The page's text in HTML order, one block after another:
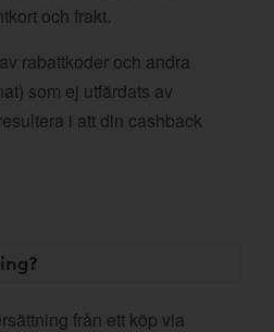
och frakt.
rabattkoder och andra
som ej utfärdats av
i att din cashback
från ett köp via